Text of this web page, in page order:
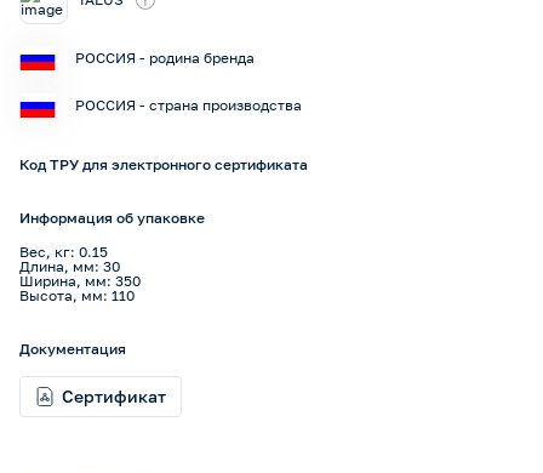
РОССИЯ - родина бренда
РОССИЯ - страна производства
Код ТРУ для электронного сертификата
Информация об упаковке
Вес, кг: 0.15
Длина, мм: 30
Ширина, мм: 350
Высота, мм: 110
Документация
Сертификат